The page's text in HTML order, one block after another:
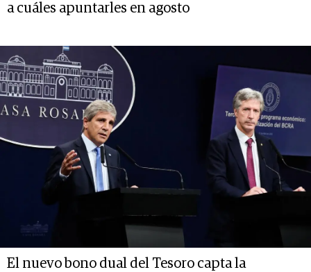
a cuáles apuntarles en agosto
El nuevo bono dual del Tesoro capta la